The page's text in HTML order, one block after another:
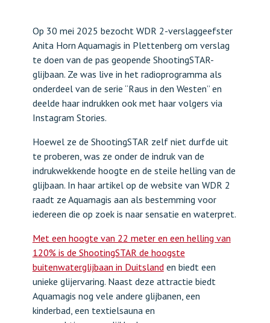
Op 30 mei 2025 bezocht WDR 2-verslaggeefster
Anita Horn Aquamagis in Plettenberg om verslag
te doen van de pas geopende ShootingSTAR-
glijbaan. Ze was live in het radioprogramma als
onderdeel van de serie “Raus in den Westen” en
deelde haar indrukken ook met haar volgers via
Instagram Stories.
Hoewel ze de ShootingSTAR zelf niet durfde uit
te proberen, was ze onder de indruk van de
indrukwekkende hoogte en de steile helling van de
glijbaan. In haar artikel op de website van WDR 2
raadt ze Aquamagis aan als bestemming voor
iedereen die op zoek is naar sensatie en waterpret.
Met een hoogte van 22 meter en een helling van
120% is de ShootingSTAR de hoogste
buitenwaterglijbaan in Duitslanden biedt een
unieke glijervaring. Naast deze attractie biedt
Aquamagis nog vele andere glijbanen, een
kinderbad, een textielsauna en